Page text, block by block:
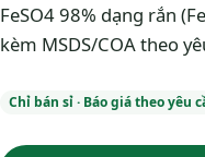
FeSO4 98% dạng rắn
kèm MSDS/COA theo
Chỉ bán sỉ · Báo giá theo yêu